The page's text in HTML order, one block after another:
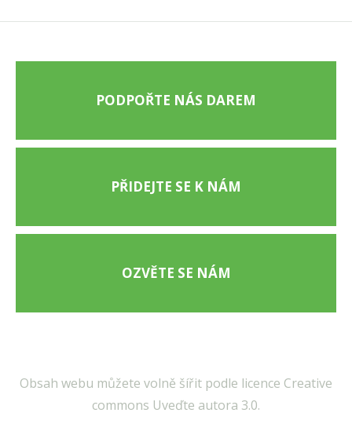
PODPOŘTE NÁS DAREM
PŘIDEJTE SE K NÁM
OZVĚTE SE NÁM
Obsah webu můžete volně šířit podle licence Creative
commons Uveďte autora 3.0.